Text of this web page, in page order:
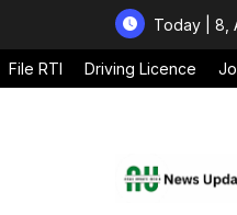
Today | 8,
File RTI Driving Licence